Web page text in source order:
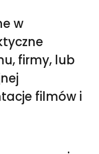
w
firmy, lub
filmów i